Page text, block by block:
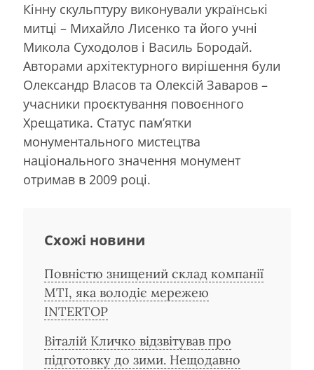
Кінну скульптуру виконували українські
митці – Михайло Лисенко та його учні
Микола Суходолов і Василь Бородай.
Авторами архітектурного вирішення були
Олександр Власов та Олексій Заваров –
учасники проєктування повоєнного
Хрещатика. Статус пам’ятки
монументального мистецтва
національного значення монумент
отримав в 2009 році.
Схожі новини
Повністю знищений склад компанії
MTI, яка володіє мережею
INTERTOP
Віталій Кличко відзвітував про
підготовку до зими. Нещодавно